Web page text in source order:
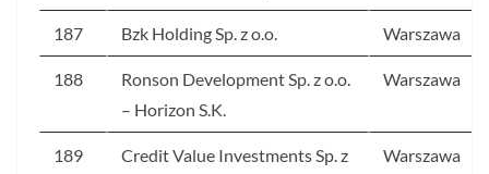
187 Bzk Holding Sp. z o.o. Warszawa
188
Ronson Development Sp. z o.o.
– Horizon S.K.
Warszawa
189
Credit Value Investments Sp. z
Warszawa